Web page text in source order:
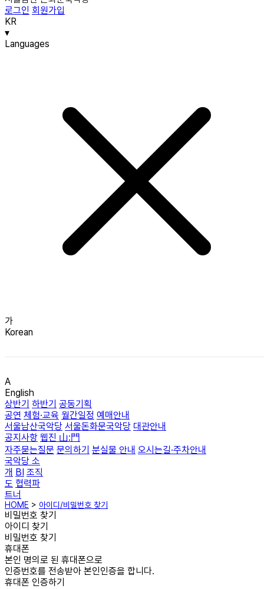
로그인 회원가입
KR
▾
Languages
가
Korean
A
English
상반기 하반기 공동기획
공연 체험·교육 월간일정 예매안내
서울남산국악당 서울돈화문국악당 대관안내
공지사항 웹진 山:門
자주묻는질문 문의하기 분실물 안내 오시는길·주차안내
국악당 소
개 BI 조직
도 협력파
트너
HOME > 아이디/비밀번호 찾기
비밀번호 찾기
아이디 찾기
비밀번호 찾기
휴대폰
본인 명의로 된 휴대폰으로
인증번호를 전송받아 본인인증을 합니다.
휴대폰 인증하기